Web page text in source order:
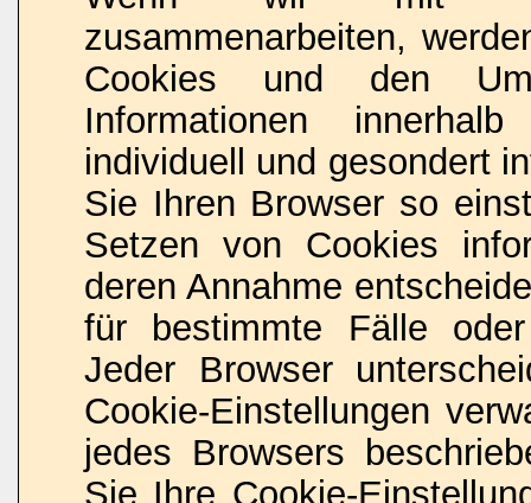
zusammenarbeiten,
Cookies und den
Informationen
individuell und gesondert
Sie Ihren Browser so
Setzen von Cookies
deren Annahme
für bestimmte Fälle
Jeder Browser
Cookie-Einstellungen
jedes Browsers
Sie Ihre Cookie-